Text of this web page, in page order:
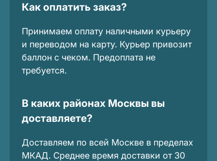
Как оплатить заказ?
Принимаем оплату наличными курьеру
и переводом на карту. Курьер привозит
баллон с чеком. Предоплата не
требуется.
В каких районах Москвы вы
доставляете?
Доставляем по всей Москве в пределах
МКАД. Среднее время доставки от 30